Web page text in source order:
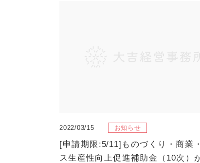
2022/03/15 お知らせ
[申請期限:5/11]ものづくり・商業
ス生産性向上促進補助金（10次）